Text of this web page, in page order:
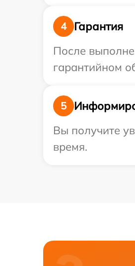
4
Гарантия
После
гарантийном
5
Вы получите
время.